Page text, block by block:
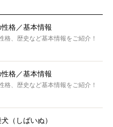
格／基本情報
格、歴史など基本情報をご紹介！
格／基本情報
格、歴史など基本情報をご紹介！
（しばいぬ）